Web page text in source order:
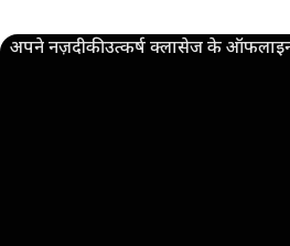
अपने नज़दीकी उत्कर्ष क्लासेज के